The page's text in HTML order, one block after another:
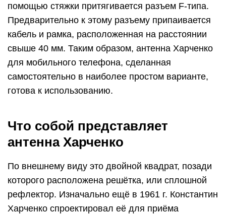
помощью стяжки притягивается разъем F-типа.
Предварительно к этому разъему припаивается
кабель и рамка, расположенная на расстоянии
свыше 40 мм. Таким образом, антенна Харченко
для мобильного телефона, сделанная
самостоятельно в наиболее простом варианте,
готова к использованию.
Что собой представляет
антенна Харченко
По внешнему виду это двойной квадрат, позади
которого расположена решётка, или сплошной
рефлектор. Изначально ещё в 1961 г. Константин
Харченко спроектировал её для приёма